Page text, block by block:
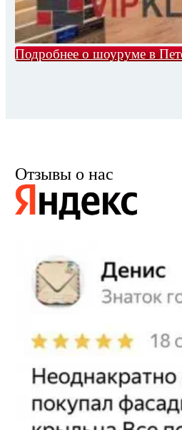
Подробнее о шоуруме в
Отзывы о нас